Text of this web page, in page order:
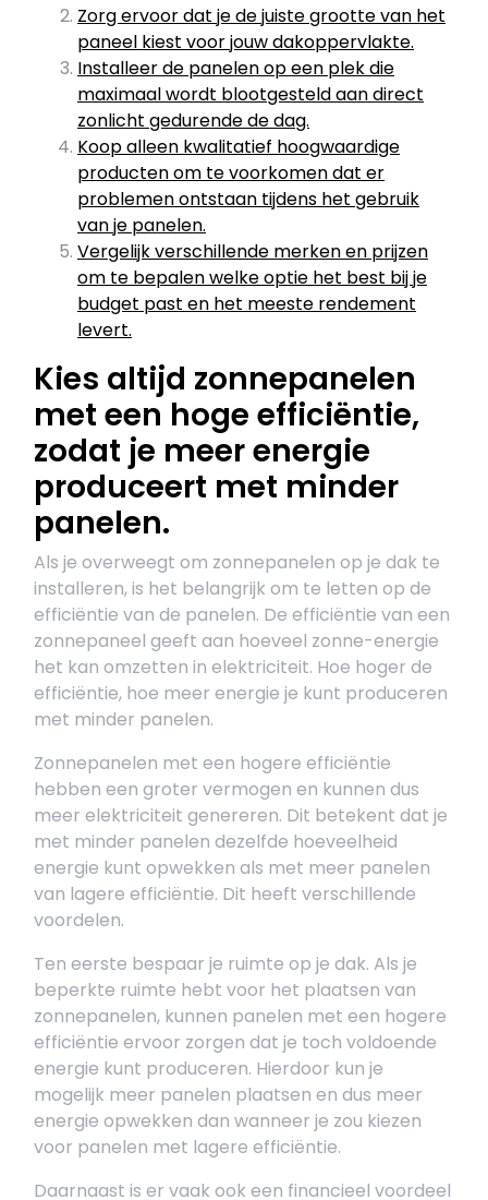
Zorg ervoor dat je de juiste grootte van het
paneel kiest voor jouw dakoppervlakte.
Installeer de panelen op een plek die
maximaal wordt blootgesteld aan direct
zonlicht gedurende de dag.
Koop alleen kwalitatief hoogwaardige
producten om te voorkomen dat er
problemen ontstaan tijdens het gebruik
van je panelen.
Vergelijk verschillende merken en prijzen
om te bepalen welke optie het best bij je
budget past en het meeste rendement
levert.
Kies altijd zonnepanelen
met een hoge efficiëntie,
zodat je meer energie
produceert met minder
panelen.
Als je overweegt om zonnepanelen op je dak te
installeren, is het belangrijk om te letten op de
efficiëntie van de panelen. De efficiëntie van een
zonnepaneel geeft aan hoeveel zonne-energie
het kan omzetten in elektriciteit. Hoe hoger de
efficiëntie, hoe meer energie je kunt produceren
met minder panelen.
Zonnepanelen met een hogere efficiëntie
hebben een groter vermogen en kunnen dus
meer elektriciteit genereren. Dit betekent dat je
met minder panelen dezelfde hoeveelheid
energie kunt opwekken als met meer panelen
van lagere efficiëntie. Dit heeft verschillende
voordelen.
Ten eerste bespaar je ruimte op je dak. Als je
beperkte ruimte hebt voor het plaatsen van
zonnepanelen, kunnen panelen met een hogere
efficiëntie ervoor zorgen dat je toch voldoende
energie kunt produceren. Hierdoor kun je
mogelijk meer panelen plaatsen en dus meer
energie opwekken dan wanneer je zou kiezen
voor panelen met lagere efficiëntie.
Daarnaast is er vaak ook een financieel voordeel